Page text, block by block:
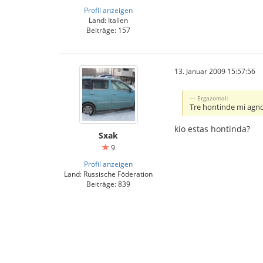
Profil anzeigen
Land: Italien
Beiträge: 157
Sxak
9
Profil anzeigen
Land: Russische Föderation
Beiträge: 839
13. Januar 2009 15:57:56
Ergazomai:
Tre hontinde mi
kio estas hontinda?